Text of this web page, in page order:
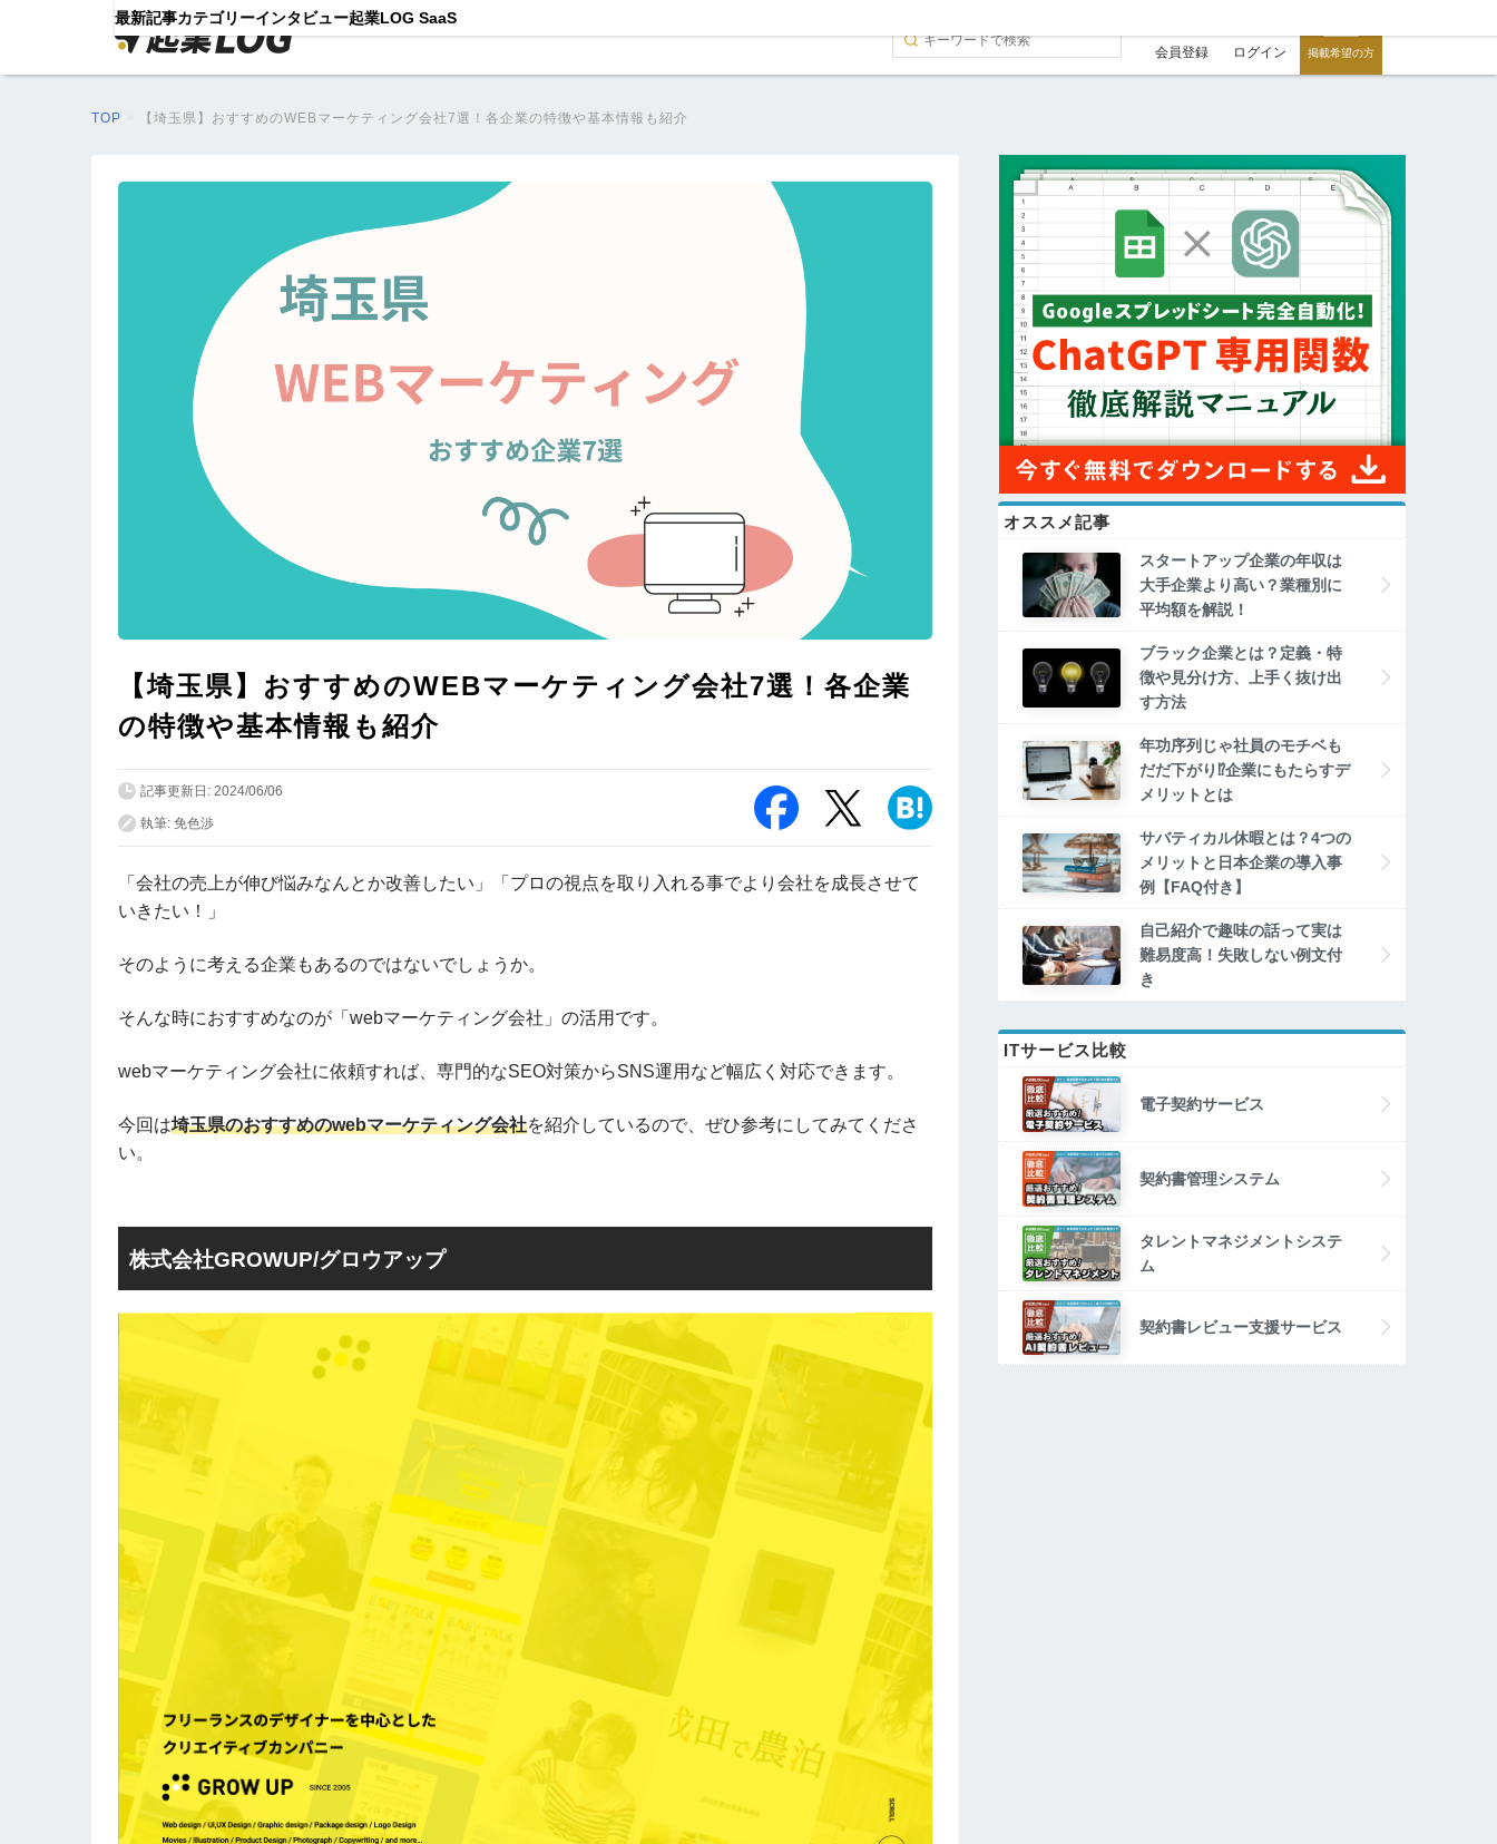
最新記事カテゴリーインタビュー起業LOG SaaS
会員登録 ログイン 掲載希望の方
TOP 【埼玉県】おすすめのWEBマーケティング会社7選！各企業の特徴や基本情報も紹介
【埼玉県】おすすめのWEBマーケティング会社7選！各企業
の特徴や基本情報も紹介
記事更新日: 2024/06/06
執筆: 免色渉
「会社の売上が伸び悩みなんとか改善したい」「プロの視点を取り入れる事でより会社を成長させて
いきたい！」
そのように考える企業もあるのではないでしょうか。
そんな時におすすめなのが「webマーケティング会社」の活用です。
webマーケティング会社に依頼すれば、専門的なSEO対策からSNS運用など幅広く対応できます。
今回は埼玉県のおすすめのwebマーケティング会社を紹介しているので、ぜひ参考にしてみてくださ
い。
株式会社GROWUP/グロウアップ
オススメ記事
スタートアップ企業の年収は
大手企業より高い？業種別に
平均額を解説！
ブラック企業とは？定義・特
徴や見分け方、上手く抜け出
す方法
年功序列じゃ社員のモチベも
だだ下がり⁉企業にもたらすデ
メリットとは
サバティカル休暇とは？4つの
メリットと日本企業の導入事
例【FAQ付き】
自己紹介で趣味の話って実は
難易度高！失敗しない例文付
き
ITサービス比較
電子契約サービス
契約書管理システム
タレントマネジメントシステ
ム
契約書レビュー支援サービス